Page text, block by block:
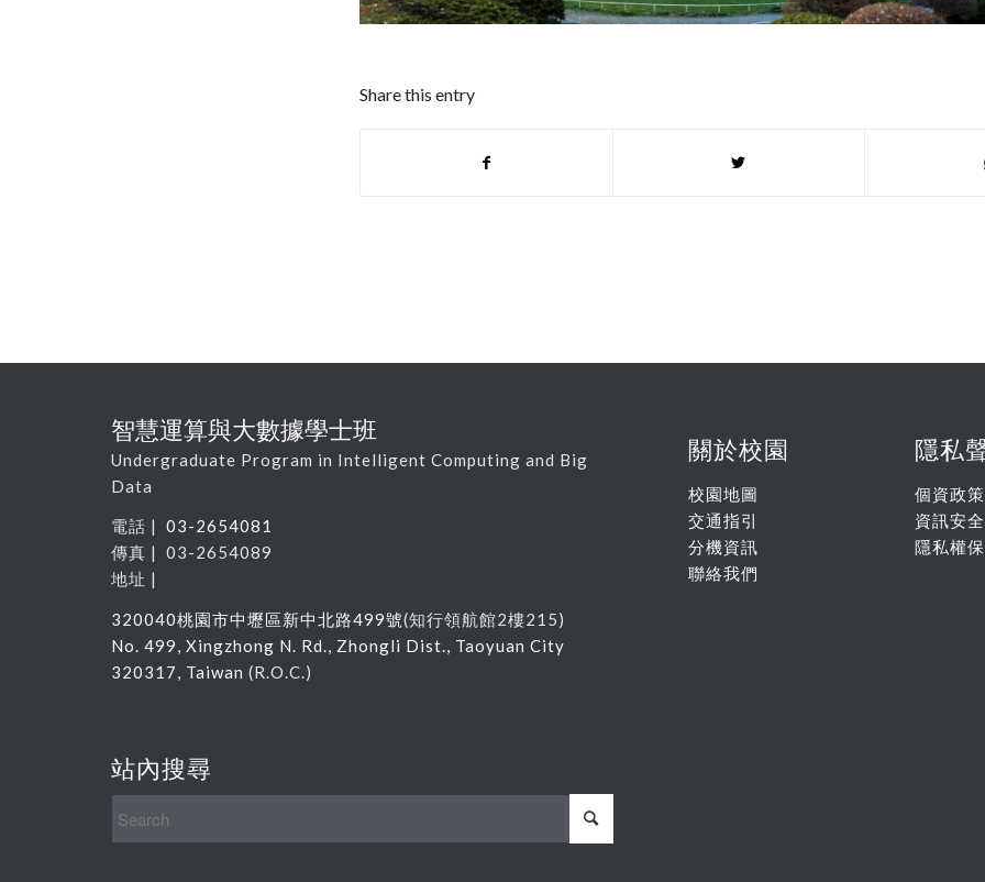
Share this entry
智慧運算與大數據學士班
Undergraduate Program in Intelligent Computing and Big
Data
電話 | 03-2654081
傳真 | 03-2654089
地址 |
320040桃園市中壢區新中北路499號(知行領航館2樓215)
No. 499, Xingzhong N. Rd., Zhongli Dist., Taoyuan City
320317, Taiwan (R.O.C.)
站內搜尋
關於校園
校園地圖
交通指引
分機資訊
聯絡我們
隱私
個資政策
資訊安全
隱私權